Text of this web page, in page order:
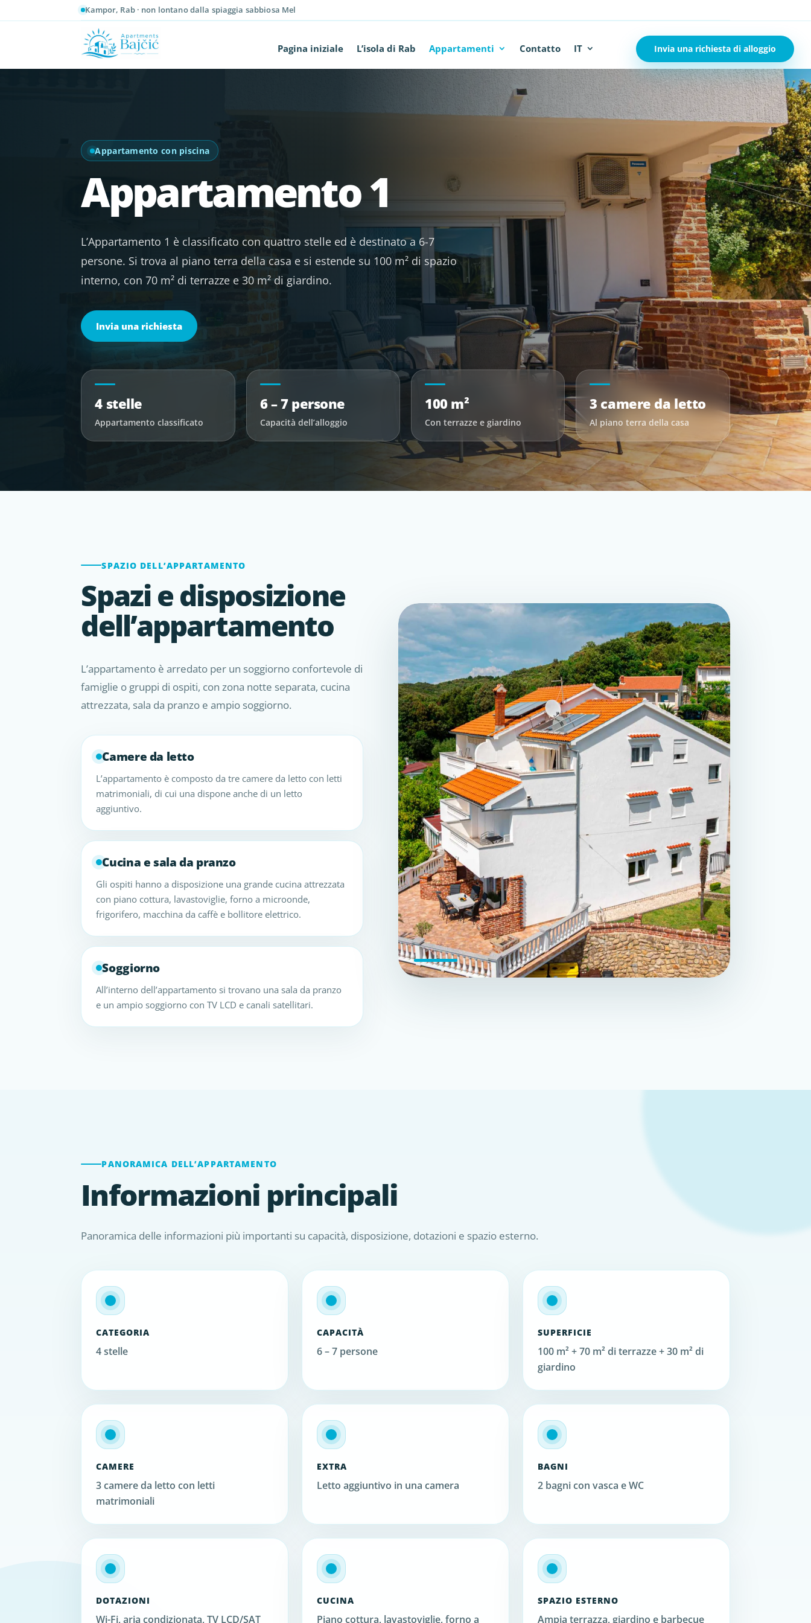
Kampor, Rab · non lontano dalla spiaggia sabbiosa Mel
Pagina iniziale L’isola di Rab Appartamenti Contatto IT Invia una richiesta di alloggio
Appartamento con piscina
Appartamento 1
L’Appartamento 1 è classificato con quattro stelle ed è destinato a 6-7
persone. Si trova al piano terra della casa e si estende su 100 m² di spazio
interno, con 70 m² di terrazze e 30 m² di giardino.
Invia una richiesta
4 stelle
Appartamento classificato
6 – 7 persone
Capacità dell’alloggio
100 m²
Con terrazze e giardino
3 camere da letto
Al piano terra della casa
SPAZIO DELL’APPARTAMENTO
Spazi e disposizione
dell’appartamento
L’appartamento è arredato per un soggiorno confortevole di
famiglie o gruppi di ospiti, con zona notte separata, cucina
attrezzata, sala da pranzo e ampio soggiorno.
Camere da letto
L’appartamento è composto da tre camere da letto con letti
matrimoniali, di cui una dispone anche di un letto
aggiuntivo.
Cucina e sala da pranzo
Gli ospiti hanno a disposizione una grande cucina attrezzata
con piano cottura, lavastoviglie, forno a microonde,
frigorifero, macchina da caffè e bollitore elettrico.
Soggiorno
All’interno dell’appartamento si trovano una sala da pranzo
e un ampio soggiorno con TV LCD e canali satellitari.
PANORAMICA DELL’APPARTAMENTO
Informazioni principali
Panoramica delle informazioni più importanti su capacità, disposizione, dotazioni e spazio esterno.
CATEGORIA
4 stelle
CAPACITÀ
6 – 7 persone
SUPERFICIE
100 m² + 70 m² di terrazze + 30 m² di
giardino
CAMERE
3 camere da letto con letti
matrimoniali
EXTRA
Letto aggiuntivo in una camera
BAGNI
2 bagni con vasca e WC
DOTAZIONI
Wi-Fi, aria condizionata, TV LCD/SAT
CUCINA
Piano cottura, lavastoviglie, forno a
SPAZIO ESTERNO
Ampia terrazza, giardino e barbecue